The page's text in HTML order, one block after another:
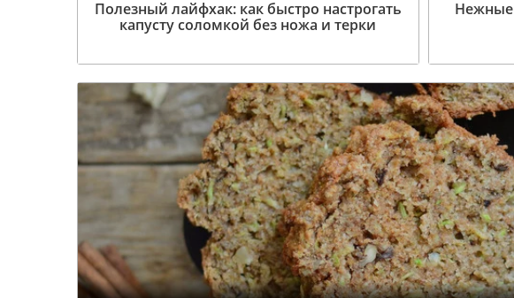
Полезный лайфхак: как быстро настрогать
капусту соломкой без ножа и терки
Нежные